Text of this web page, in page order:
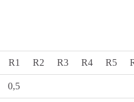
R1 R2 R3 R4 R5
0,5